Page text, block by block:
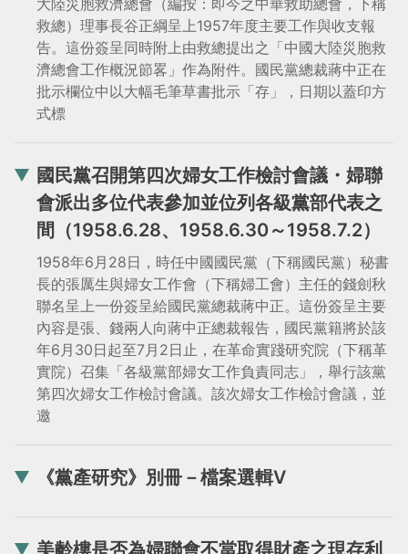
大陸災胞救濟總會（編按：即今之中華救助總會，下稱
救總）理事長谷正綱呈上1957年度主要工作與收支報
告。這份簽呈同時附上由救總提出之「中國大陸災胞救
濟總會工作概況節畧」作為附件。國民黨總裁蔣中正在
批示欄位中以大幅毛筆草書批示「存」，日期以蓋印方
式標
國民黨召開第四次婦女工作檢討會議・婦聯
會派出多位代表參加並位列各級黨部代表之
間（1958.6.28、1958.6.30～1958.7.2）
1958年6月28日，時任中國國民黨（下稱國民黨）秘書
長的張厲生與婦女工作會（下稱婦工會）主任的錢劍秋
聯名呈上一份簽呈給國民黨總裁蔣中正。這份簽呈主要
內容是張、錢兩人向蔣中正總裁報告，國民黨籍將於該
年6月30日起至7月2日止，在革命實踐研究院（下稱革
實院）召集「各級黨部婦女工作負責同志」，舉行該黨
第四次婦女工作檢討會議。該次婦女工作檢討會議，並
邀
《黨產研究》別冊－檔案選輯V